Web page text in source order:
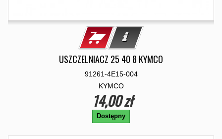
USZCZELNIACZ 25 40 8 KYMCO
91261-4E15-004
KYMCO
14,00 zł
Dostępny